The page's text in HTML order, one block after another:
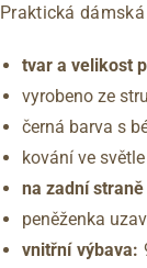
Praktická
tvar a velikost
vyrobeno ze
černá barva s
kování ve
na zadní
peněženka
vnitřní výbava: